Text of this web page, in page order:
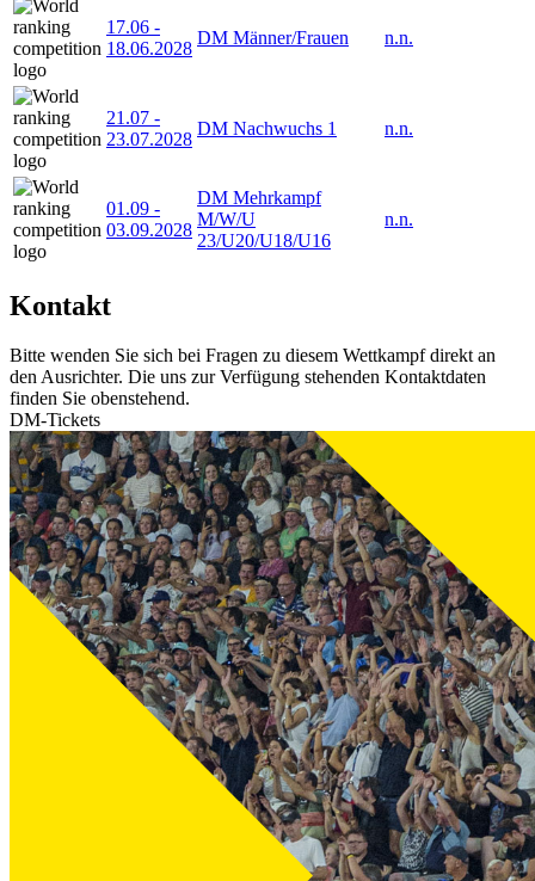
17.06 -
18.06.2028
DM Männer/Frauen n.n.
21.07 -
23.07.2028
DM Nachwuchs 1 n.n.
01.09 -
03.09.2028
DM Mehrkampf
M/W/U
23/U20/U18/U16
n.n.
Kontakt
Bitte wenden Sie sich bei Fragen zu diesem Wettkampf direkt an
den Ausrichter. Die uns zur Verfügung stehenden Kontaktdaten
finden Sie obenstehend.
DM-Tickets